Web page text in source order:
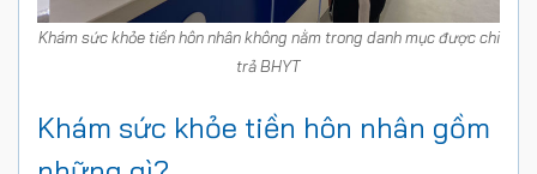
Khám sức khỏe tiền hôn nhân không nằm trong danh mục được chi
trả BHYT
Khám sức khỏe tiền hôn nhân gồm